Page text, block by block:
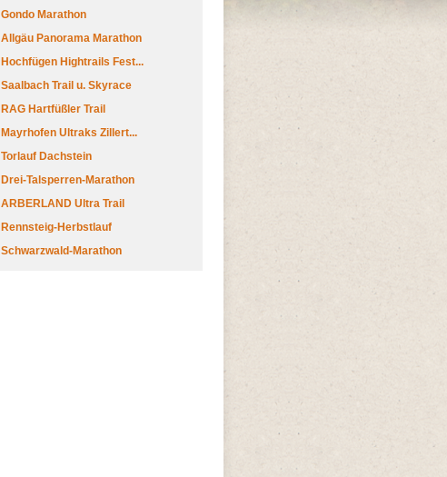
Gondo Marathon
Allgäu Panorama Marathon
Hochfügen Hightrails Fest...
Saalbach Trail u. Skyrace
RAG Hartfüßler Trail
Mayrhofen Ultraks Zillert...
Torlauf Dachstein
Drei-Talsperren-Marathon
ARBERLAND Ultra Trail
Rennsteig-Herbstlauf
Schwarzwald-Marathon